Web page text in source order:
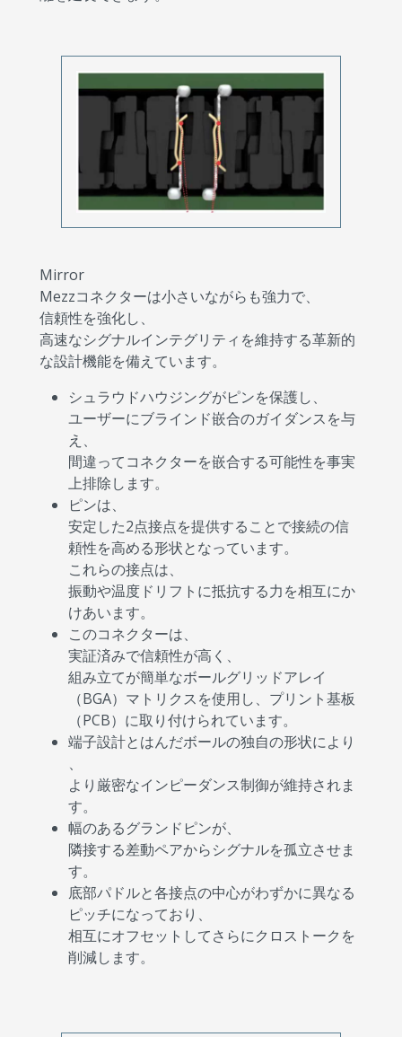
Mirror
Mezzコネクターは小さいながらも強力で、
信頼性を強化し、
高速なシグナルインテグリティを維持する革新的
な設計機能を備えています。
シュラウドハウジングがピンを保護し、
ユーザーにブラインド嵌合のガイダンスを与
え、
間違ってコネクターを嵌合する可能性を事実
上排除します。
ピンは、
安定した2点接点を提供することで接続の信
頼性を高める形状となっています。
これらの接点は、
振動や温度ドリフトに抵抗する力を相互にか
けあいます。
このコネクターは、
実証済みで信頼性が高く、
組み立てが簡単なボールグリッドアレイ
（BGA）マトリクスを使用し、プリント基板
（PCB）に取り付けられています。
端子設計とはんだボールの独自の形状により
、
より厳密なインピーダンス制御が維持されま
す。
幅のあるグランドピンが、
隣接する差動ペアからシグナルを孤立させま
す。
底部パドルと各接点の中心がわずかに異なる
ピッチになっており、
相互にオフセットしてさらにクロストークを
削減します。